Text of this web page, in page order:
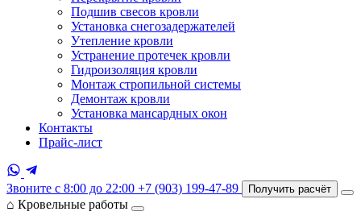
Подшив свесов кровли
Установка снегозадержателей
Утепление кровли
Устранение протечек кровли
Гидроизоляция кровли
Монтаж стропильной системы
Демонтаж кровли
Установка мансардных окон
Контакты
Прайс-лист
Звоните с 8:00 до 22:00 +7 (903) 199-47-89 Получить расчёт
⌂ Кровельные работы